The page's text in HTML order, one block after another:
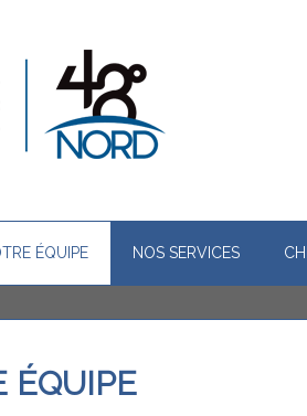
ÉQUIPE NOS SERVICES
ÉQUIPE